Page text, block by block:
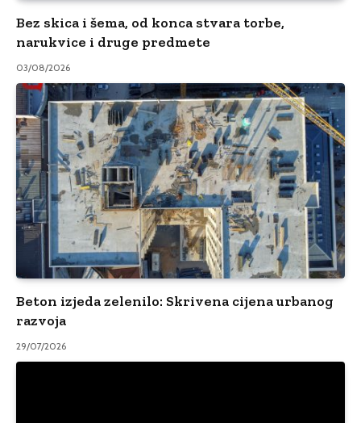
Bez skica i šema, od konca stvara torbe,
narukvice i druge predmete
03/08/2026
Beton izjeda zelenilo: Skrivena cijena urbanog
razvoja
29/07/2026